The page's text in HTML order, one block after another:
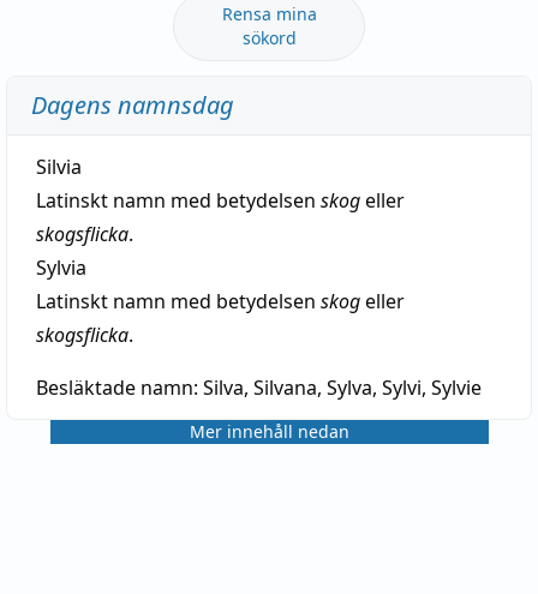
Rensa mina
sökord
Dagens namnsdag
Silvia
Latinskt namn med betydelsen skogeller
skogsflicka.
Sylvia
Latinskt namn med betydelsen skogeller
skogsflicka.
Besläktade namn: Silva, Silvana, Sylva, Sylvi, Sylvie
Mer innehåll nedan